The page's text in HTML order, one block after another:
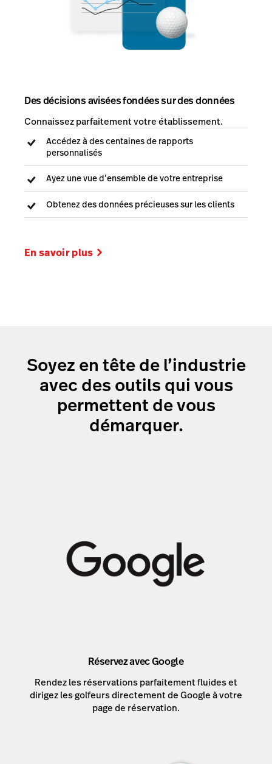
Des décisions avisées fondées sur des données
Connaissez parfaitement votre établissement.
Accédez à des centaines de rapports
personnalisés
Ayez une vue d’ensemble de votre entreprise
Obtenez des données précieuses sur les clients
En savoir plus
Soyez en tête de l’industrie
avec des outils qui vous
permettent de vous
démarquer.
Réservez avec Google
Rendez les réservations parfaitement fluides et
dirigez les golfeurs directement de Google à votre
page de réservation.